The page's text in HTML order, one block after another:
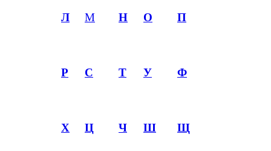
Л М Н О П
Р С Т У Ф
Х Ц Ч Ш Щ